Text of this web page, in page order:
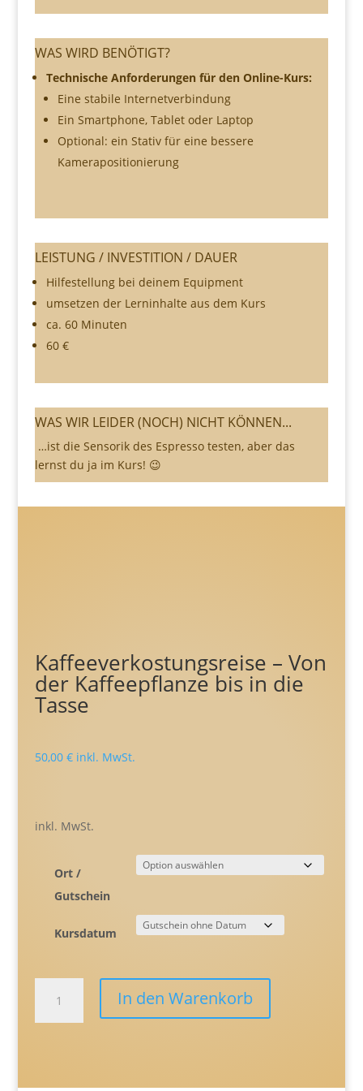
WAS WIRD BENÖTIGT?
Technische Anforderungen für den Online-Kurs:
Eine stabile Internetverbindung
Ein Smartphone, Tablet oder Laptop
Optional: ein Stativ für eine bessere
Kamerapositionierung
LEISTUNG / INVESTITION / DAUER
Hilfestellung bei deinem Equipment
umsetzen der Lerninhalte aus dem Kurs
ca. 60 Minuten
60 €
WAS WIR LEIDER (NOCH) NICHT KÖNNEN...
…ist die Sensorik des Espresso testen, aber das
lernst du ja im Kurs! 😉
Kaffeeverkostungsreise – Von
der Kaffeepflanze bis in die
Tasse
50,00 € inkl. MwSt.
inkl. MwSt.
Ort /
Gutschein
Kursdatum
Von
In den Warenkorb